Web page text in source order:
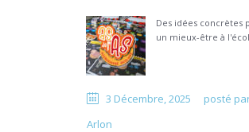
Des idées concrètes
un mieux-être à
3 Décembre, 2025 posté
Arlon